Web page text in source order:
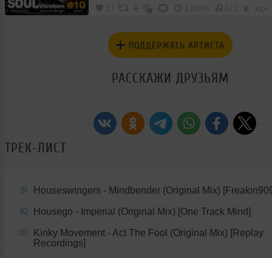
17 373 </>
ПОДДЕРЖАТЬ АРТИСТА
РАССКАЖИ ДРУЗЬЯМ
ТРЕК-ЛИСТ
01 Houseswingers - Mindbender (Original Mix)
02 Housego - Imperial (Original Mix) [One Track Mind]
03
Kinky Movement - Act The Fool (Original Mix) [Replay
Recordings]